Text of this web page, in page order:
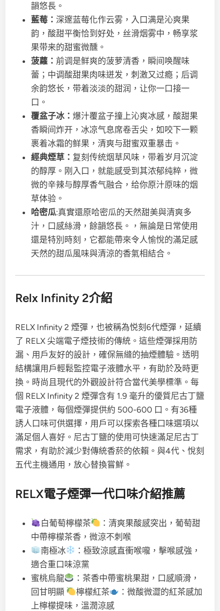
韻悠長。
藍莓： 深邃蓝莓化作云雾，入口满是沁爽果
韵，酸甜平衡恰到好处，丝滑烟雾中，畅享浆
果带来的甜蜜微醺。
菠蘿： 前调是鲜爽的菠萝清香，瞬间唤醒味
蕾；中调酸甜果肉味迸发，刺激又过瘾；后调
余韵悠长，带着淡淡的甜润，让你一口接一
口。
覆盆子冰：爆汁覆盆子撞上沁爽冰感，酸甜果
香瞬间炸开，冰凉气息席卷舌尖，如咬下一颗
裹着冰霜的鲜果，清爽与甜蜜双重暴击。
經典煙草： 复刻传统烟草风味，带着岁月沉淀
的醇厚。刚入口，就能感受到其浓郁纯粹，微
微的辛辣与醇厚香气融合，给你原汁原味的烟
草体验。
哈密瓜:真實還原哈密瓜的天然甜美與清爽多
汁，口感絲滑，餘韻悠長。，無論是日常使用
還是特別時刻，它都能帶來令人愉悅的滿足感
天然的甜瓜風味與清涼的香氣相結合。
Relx Infinity 2介紹
RELX Infinity 2 煙彈，也被稱為悦刻6代煙彈，延續
了 RELX 尖端電子煙技術的傳統。這些煙彈採用防
漏、用戶友好的設計，確保無縫的抽煙體驗。透明
結構讓用戶輕鬆監控電子液體水平，有助於及時更
換。時尚且現代的外觀設計符合當代美學標準。每
個 RELX Infinity 2 煙彈含有 1.9 毫升的優質尼古丁鹽
電子液體，每個煙彈提供約 500-600 口。有36種
誘人口味可供選擇，用戶可以探索各種口味選項以
滿足個人喜好。尼古丁鹽的使用可快速滿足尼古丁
需求，有助於減少對傳統香菸的依賴。與4代、悅刻
五代主機通用，放心替換嘗鮮。
RELX電子煙彈一代口味介紹推薦
白葡萄檸檬茶
：清爽果酸感突出，葡萄甜
中帶檸檬茶香，微涼不刺喉
南極冰
：極致涼感直衝喉嚨，擊喉感強，
適合重口味涼黨
蜜桃烏龍
：茶香中帶蜜桃果甜，口感順滑，
回甘明顯
檸檬紅茶
：微酸微澀的紅茶感加
上檸檬提味，溫潤涼感